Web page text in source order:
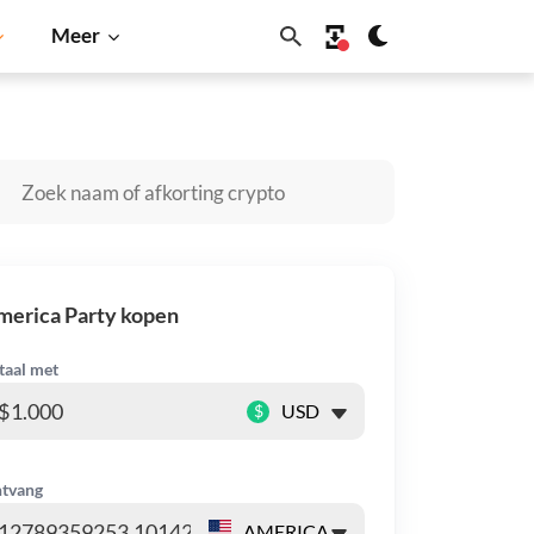
Meer
Dogecoin Solana BNB
Party kopen
met
$